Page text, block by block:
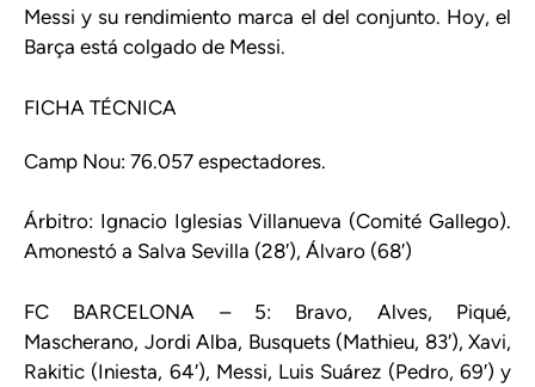
Messi y su rendimiento marca el del conjunto. Hoy, el
Barça está colgado de Messi.
FICHA TÉCNICA
Camp Nou: 76.057 espectadores.
Árbitro: Ignacio Iglesias Villanueva (Comité Gallego).
Amonestó a Salva Sevilla (28′), Álvaro (68′)
FC BARCELONA – 5: Bravo, Alves, Piqué,
Mascherano, Jordi Alba, Busquets (Mathieu, 83′), Xavi,
Rakitic (Iniesta, 64′), Messi, Luis Suárez (Pedro, 69′) y